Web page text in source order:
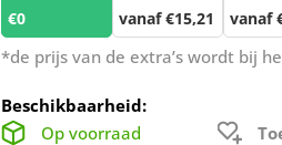
€0 vanaf €15,21 vanaf
*de prijs van de extra’s wordt bij
Beschikbaarheid:
Op voorraad